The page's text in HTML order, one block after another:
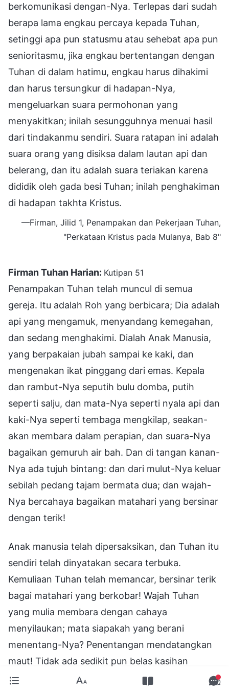
berkomunikasi dengan-Nya. Terlepas dari sudah
berapa lama engkau percaya kepada Tuhan,
setinggi apa pun statusmu atau sehebat apa pun
senioritasmu, jika engkau bertentangan dengan
Tuhan di dalam hatimu, engkau harus dihakimi
dan harus tersungkur di hadapan-Nya,
mengeluarkan suara permohonan yang
menyakitkan; inilah sesungguhnya menuai hasil
dari tindakanmu sendiri. Suara ratapan ini adalah
suara orang yang disiksa dalam lautan api dan
belerang, dan itu adalah suara teriakan karena
dididik oleh gada besi Tuhan; inilah penghakiman
di hadapan takhta Kristus.
—Firman, Jilid 1, Penampakan dan Pekerjaan Tuhan,
"Perkataan Kristus pada Mulanya, Bab 8"
Firman Tuhan Harian: Kutipan 51
Penampakan Tuhan telah muncul di semua
gereja. Itu adalah Roh yang berbicara; Dia adalah
api yang mengamuk, menyandang kemegahan,
dan sedang menghakimi. Dialah Anak Manusia,
yang berpakaian jubah sampai ke kaki, dan
mengenakan ikat pinggang dari emas. Kepala
dan rambut-Nya seputih bulu domba, putih
seperti salju, dan mata-Nya seperti nyala api dan
kaki-Nya seperti tembaga mengkilap, seakan-
akan membara dalam perapian, dan suara-Nya
bagaikan gemuruh air bah. Dan di tangan kanan-
Nya ada tujuh bintang: dan dari mulut-Nya keluar
sebilah pedang tajam bermata dua; dan wajah-
Nya bercahaya bagaikan matahari yang bersinar
dengan terik!
Anak manusia telah dipersaksikan, dan Tuhan itu
sendiri telah dinyatakan secara terbuka.
Kemuliaan Tuhan telah memancar, bersinar terik
bagai matahari yang berkobar! Wajah Tuhan
yang mulia membara dengan cahaya
menyilaukan; mata siapakah yang berani
menentang-Nya? Penentangan mendatangkan
maut! Tidak ada sedikit pun belas kasihan
ditunjukkan terhadap apa pun yang engkau